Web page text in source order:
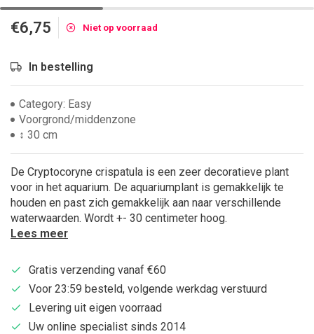
€6,75 Niet op voorraad
In bestelling
Category: Easy
Voorgrond/middenzone
↕ 30 cm
De Cryptocoryne crispatula is een zeer decoratieve plant
voor in het aquarium. De aquariumplant is gemakkelijk te
houden en past zich gemakkelijk aan naar verschillende
waterwaarden. Wordt +- 30 centimeter hoog.
Lees meer
Gratis verzending vanaf €60
Voor 23:59 besteld, volgende werkdag verstuurd
Levering uit eigen voorraad
Uw online specialist sinds 2014